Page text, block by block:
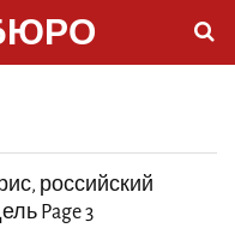
российский
Page 3